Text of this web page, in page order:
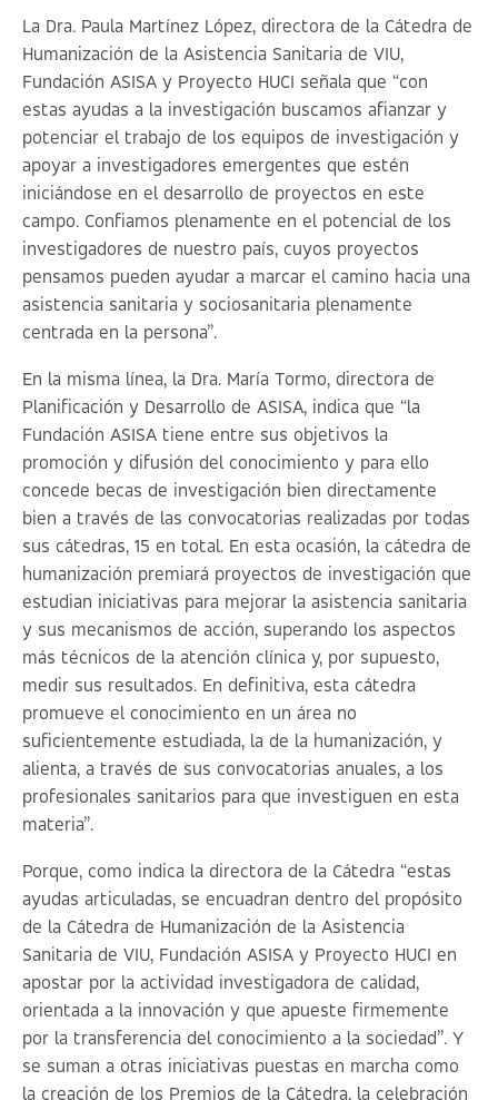
La Dra. Paula Martínez López, directora de la Cátedra de
Humanización de la Asistencia Sanitaria de VIU,
Fundación ASISA y Proyecto HUCI señala que “con
estas ayudas a la investigación buscamos afianzar y
potenciar el trabajo de los equipos de investigación y
apoyar a investigadores emergentes que estén
iniciándose en el desarrollo de proyectos en este
campo. Confiamos plenamente en el potencial de los
investigadores de nuestro país, cuyos proyectos
pensamos pueden ayudar a marcar el camino hacia una
asistencia sanitaria y sociosanitaria plenamente
centrada en la persona”.
En la misma línea, la Dra. María Tormo, directora de
Planificación y Desarrollo de ASISA, indica que “la
Fundación ASISA tiene entre sus objetivos la
promoción y difusión del conocimiento y para ello
concede becas de investigación bien directamente
bien a través de las convocatorias realizadas por todas
sus cátedras, 15 en total. En esta ocasión, la cátedra de
humanización premiará proyectos de investigación que
estudian iniciativas para mejorar la asistencia sanitaria
y sus mecanismos de acción, superando los aspectos
más técnicos de la atención clínica y, por supuesto,
medir sus resultados. En definitiva, esta cátedra
promueve el conocimiento en un área no
suficientemente estudiada, la de la humanización, y
alienta, a través de sus convocatorias anuales, a los
profesionales sanitarios para que investiguen en esta
materia”.
Porque, como indica la directora de la Cátedra “estas
ayudas articuladas, se encuadran dentro del propósito
de la Cátedra de Humanización de la Asistencia
Sanitaria de VIU, Fundación ASISA y Proyecto HUCI en
apostar por la actividad investigadora de calidad,
orientada a la innovación y que apueste firmemente
por la transferencia del conocimiento a la sociedad”. Y
se suman a otras iniciativas puestas en marcha como
la creación de los Premios de la Cátedra, la celebración